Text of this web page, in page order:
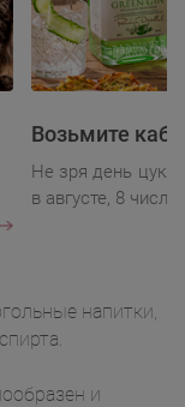
Возьмите
Не зря день
в августе, 8 числа.
напитки,
и